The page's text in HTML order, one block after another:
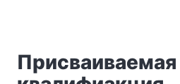
Присваиваемая